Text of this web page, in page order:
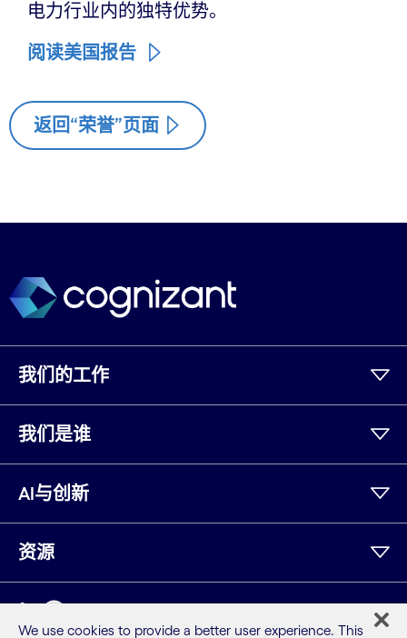
电力行业内的独特优势。
阅读美国报告
返回“荣誉”页面
我们的工作
我们是谁
AI与创新
资源
We use cookies to provide a better user experience. This